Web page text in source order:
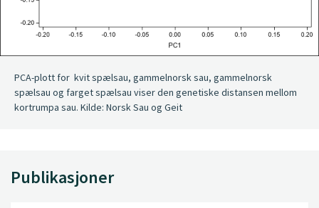
PCA-plott for kvit spælsau, gammelnorsk sau, gammelnorsk
spælsau og farget spælsau viser den genetiske distansen mellom
kortrumpa sau. Kilde: Norsk Sau og Geit
Publikasjoner